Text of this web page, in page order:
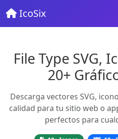
IcoSix
File Type SVG,
20+
Descarga vectores SVG,
calidad para tu sitio web o
perfectos para